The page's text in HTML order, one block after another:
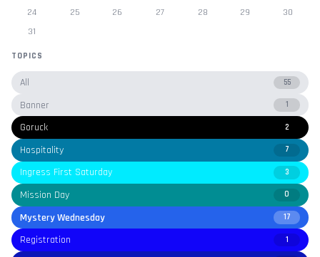
24
25 26 27 28 29
30
31
TOPICS
All 55
Banner 1
Goruck 2
Hospitality 7
Ingress First Saturday 3
Mission Day 0
Mystery Wednesday 17
Registration 1